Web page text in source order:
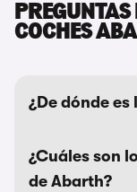
PREGUNTAS
COCHES
¿De dónde
¿Cuáles son
de Abarth?